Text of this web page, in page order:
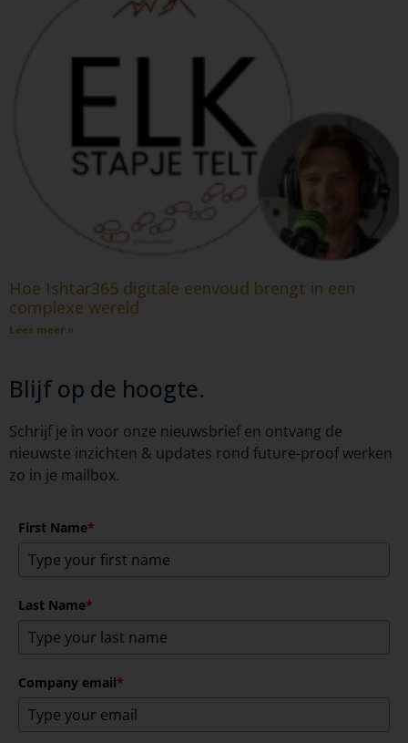
Hoe Ishtar365 digitale eenvoud brengt in een
complexe wereld
Lees meer »
Blijf op de hoogte.
Schrijf je in voor onze nieuwsbrief en ontvang de
nieuwste inzichten & updates rond future-proof werken
zo in je mailbox.
First Name*
Last Name*
Company email*